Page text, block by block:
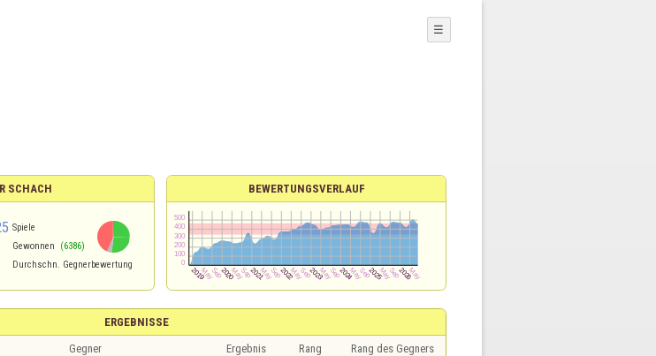
☰
SCHACH
Spiele
Gewonnen (6386)
Durchschn. Gegnerbewertung
BEWERTUNGSVERLAUF
ERGEBNISSE
Gegner Ergebnis Rang Rang des Gegners